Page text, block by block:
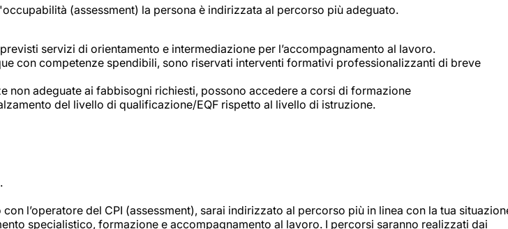
(assessment) la persona è indirizzata al percorso più adeguato.
servizi di orientamento e intermediazione per l’accompagnamento al lavoro.
con competenze spendibili, sono riservati interventi formativi professionalizzanti di breve
non adeguate ai fabbisogni richiesti, possono accedere a corsi di formazione
del livello di qualificazione/EQF rispetto al livello di istruzione.
l’operatore del CPI (assessment), sarai indirizzato al percorso più in linea con la tua
specialistico, formazione e accompagnamento al lavoro. I percorsi saranno realizzati dai